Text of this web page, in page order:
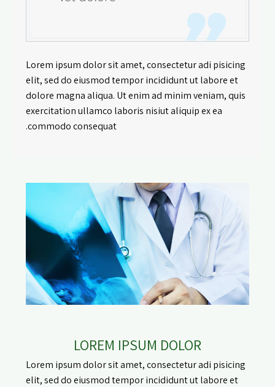
Lorem ipsum dolor sit amet, consectetur adi pisicing
elit, sed do eiusmod tempor incididunt ut labore et
dolore magna aliqua. Ut enim ad minim veniam, quis
exercitation ullamco laboris nisiut aliquip ex ea
commodo consequat.
LOREM IPSUM DOLOR
Lorem ipsum dolor sit amet, consectetur adi pisicing
elit, sed do eiusmod tempor incididunt ut labore et